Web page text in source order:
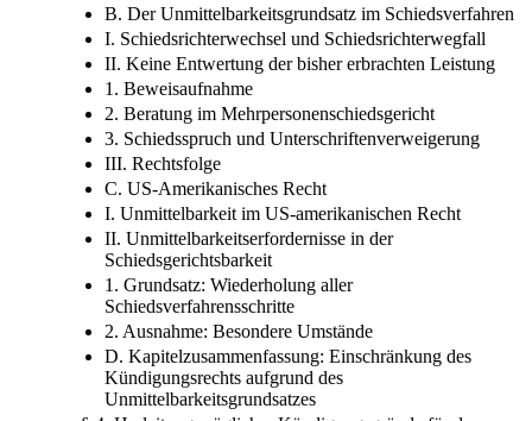
B. Der Unmittelbarkeitsgrundsatz im Schiedsverfahren
I. Schiedsrichterwechsel und Schiedsrichterwegfall
II. Keine Entwertung der bisher erbrachten Leistung
1. Beweisaufnahme
2. Beratung im Mehrpersonenschiedsgericht
3. Schiedsspruch und Unterschriftenverweigerung
III. Rechtsfolge
C. US-Amerikanisches Recht
I. Unmittelbarkeit im US-amerikanischen Recht
II. Unmittelbarkeitserfordernisse in der
Schiedsgerichtsbarkeit
1. Grundsatz: Wiederholung aller
Schiedsverfahrensschritte
2. Ausnahme: Besondere Umstände
D. Kapitelzusammenfassung: Einschränkung des
Kündigungsrechts aufgrund des
Unmittelbarkeitsgrundsatzes